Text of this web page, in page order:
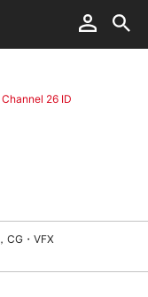
26 ID
CG・VFX